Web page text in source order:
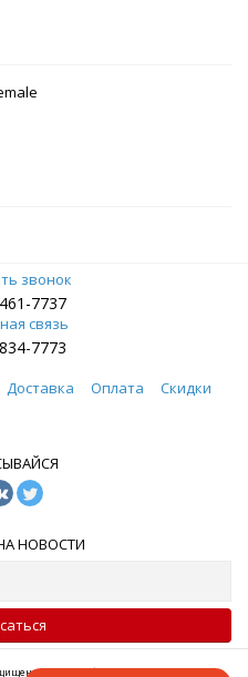
звонок
7737
связь
7773
Доставка Оплата
Скидки
НОВОСТИ
законом об авторских правах.